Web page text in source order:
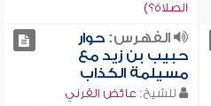
الصلاة؟)
الفهرس:حوار
حبيب بن زيد مع
مسيلمة الكذاب
للشيخ: عائض القرني